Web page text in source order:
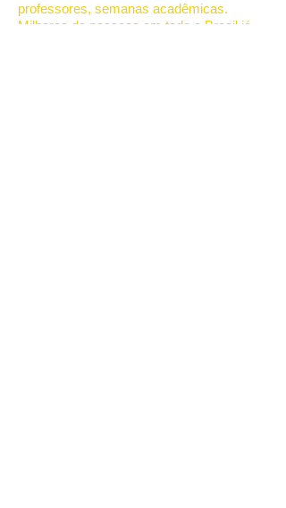
professores, semanas acadêmicas.
Milhares de pessoas em todo o Brasil já